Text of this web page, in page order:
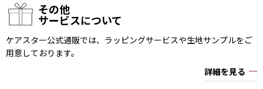
その他
サービスについて
ケアスター公式通販では、ラッピングサービスや生地サンプルをご
用意しております。
詳細を見る